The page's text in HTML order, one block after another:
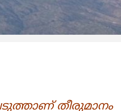
തീരുമാനം